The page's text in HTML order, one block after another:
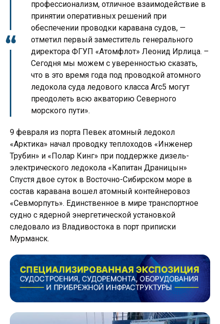
профессионализм, отличное взаимодействие в
принятии оперативных решений при
обеспечении проводки каравана судов, —
отметил первый заместитель генерального
директора ФГУП «Атомфлот» Леонид Ирлица. –
Сегодня мы можем с уверенностью сказать,
что в это время года под проводкой атомного
ледокола суда ледового класса Arc5 могут
преодолеть всю акваторию Северного
морского пути».
9 февраля из порта Певек атомный ледокол
«Арктика» начал проводку теплоходов «Инженер
Трубин» и «Полар Кинг» при поддержке дизель-
электрического ледокола «Капитан Драницын»
Спустя двое суток в Восточно-Сибирском море в
состав каравана вошел атомный контейнеровоз
«Севморпуть». Единственное в мире транспортное
судно с ядерной энергетической установкой
следовало из Владивостока в порт приписки
Мурманск.